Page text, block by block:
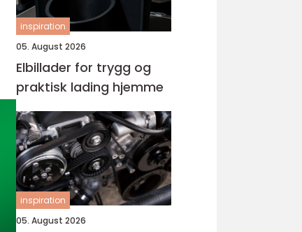
inspiration
05. August 2026
Elbillader for trygg og
praktisk lading hjemme
inspiration
05. August 2026